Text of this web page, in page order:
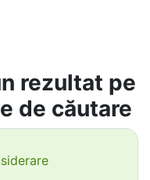
rezultat pe
de căutare